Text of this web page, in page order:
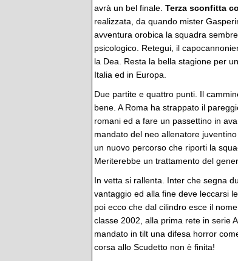
avrà un bel finale. Terza sconfitta
realizzata, da quando mister
avventura orobica la squadra
psicologico. Retegui, il
la Dea. Resta la bella stagione per
Italia ed in Europa.
Due partite e quattro punti. Il
bene. A Roma ha strappato il
romani ed a fare un passettino in
mandato del neo allenatore
un nuovo percorso che riporti la
Meriterebbe un trattamento del
In vetta si rallenta. Inter che segna
vantaggio ed alla fine deve leccarsi
poi ecco che dal cilindro esce il
classe 2002, alla prima rete in serie
mandato in tilt una difesa horror
corsa allo Scudetto non è finita!